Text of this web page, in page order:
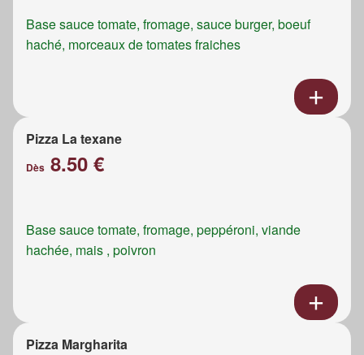
Base sauce tomate, fromage, sauce burger, boeuf
haché, morceaux de tomates fraiches
Pizza La texane
Dès 8.50 €
Base sauce tomate, fromage, peppéroni, viande
hachée, mais , poivron
Pizza Margharita